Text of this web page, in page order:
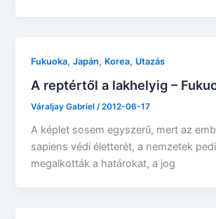
Fukuoka,Japán, Korea, Utazás
A reptértől a lakhelyig –
Váraljay Gabriel/2012-06-17
A képlet sosem egyszerű, mert az
sapiens védi életterét, a nemzetek
megalkották a határokat, a jog